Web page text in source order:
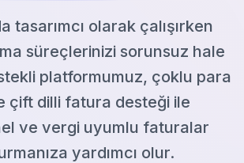
tasarımcı olarak çalışırken
süreçlerinizi sorunsuz hale
platformumuz, çoklu para
çift dilli fatura desteği ile
ve vergi uyumlu faturalar
yardımcı olur.